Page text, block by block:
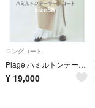
ロングコート
Plage ハミルトンテーラードコート オートミール
¥ 19,000